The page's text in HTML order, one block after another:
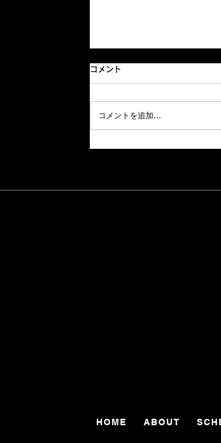
コメント
コメントを追加…
HOME ABOUT